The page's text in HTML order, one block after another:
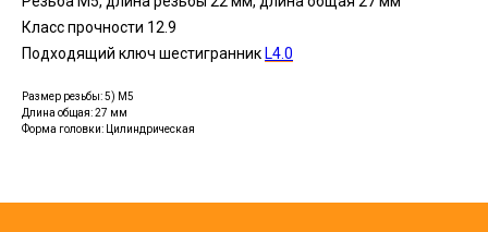
Класс прочности 12.9
Подходящий ключ шестигранник L4.0
Размер резьбы: 5) M5
Длина общая: 27 мм
Форма головки: Цилиндрическая